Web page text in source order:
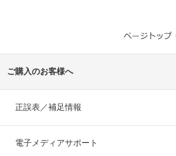
ご購入のお客様へ
正誤表／補足情報
電子メディアサポート